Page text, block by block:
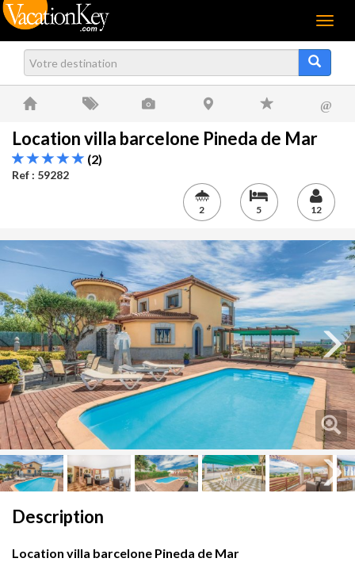
Menu
@
Location villa barcelone Pineda de Mar
(2)
Ref : 59282
2 5 12
Next
Description
Location villa barcelone Pineda de Mar